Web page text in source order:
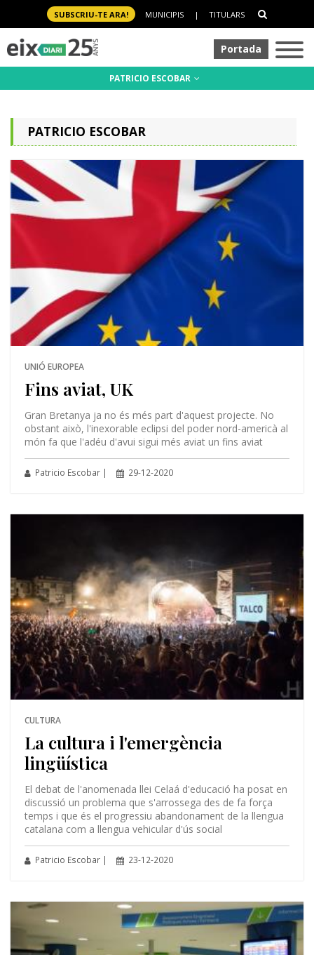
SUBSCRIU-TE ARA! MUNICIPIS | TITULARS
Portada
PATRICIO ESCOBAR
PATRICIO ESCOBAR
UNIÓ EUROPEA
Fins aviat, UK
Gran Bretanya ja no és més part d'aquest projecte. No
obstant això, l'inexorable eclipsi del poder nord-americà al
món fa que l'adéu d'avui sigui més aviat un fins aviat
Patricio Escobar | 29-12-2020
CULTURA
La cultura i l'emergència
lingüística
El debat de l'anomenada llei Celaá d'educació ha posat en
discussió un problema que s'arrossega des de fa força
temps i que és el progressiu abandonament de la llengua
catalana com a llengua vehicular d'ús social
Patricio Escobar | 23-12-2020